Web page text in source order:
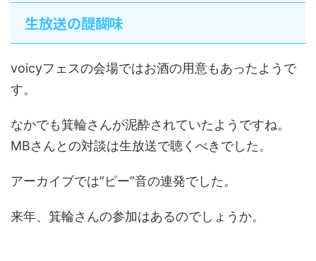
生放送の醍醐味
voicyフェスの会場ではお酒の用意もあったようで
す。
なかでも箕輪さんが泥酔されていたようですね。
MBさんとの対談は生放送で聴くべきでした。
アーカイブでは”ピー”音の連発でした。
来年、箕輪さんの参加はあるのでしょうか。